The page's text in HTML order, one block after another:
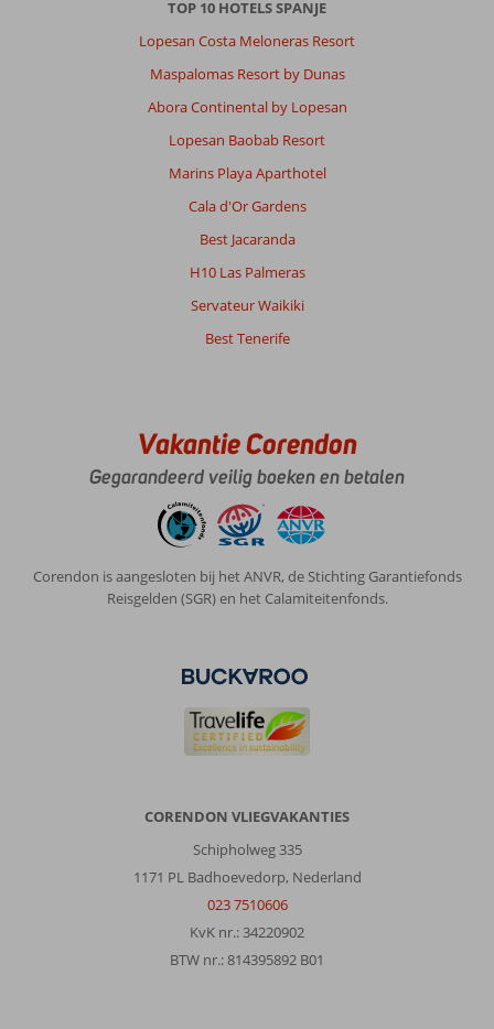
TOP 10 HOTELS SPANJE
Lopesan Costa Meloneras Resort
Maspalomas Resort by Dunas
Abora Continental by Lopesan
Lopesan Baobab Resort
Marins Playa Aparthotel
Cala d'Or Gardens
Best Jacaranda
H10 Las Palmeras
Servateur Waikiki
Best Tenerife
Vakantie Corendon
Gegarandeerd veilig boeken en betalen
Corendon is aangesloten bij het ANVR, de Stichting Garantiefonds
Reisgelden (SGR) en het Calamiteitenfonds.
CORENDON VLIEGVAKANTIES
Schipholweg 335
1171 PL Badhoevedorp, Nederland
023 7510606
KvK nr.: 34220902
BTW nr.: 814395892 B01